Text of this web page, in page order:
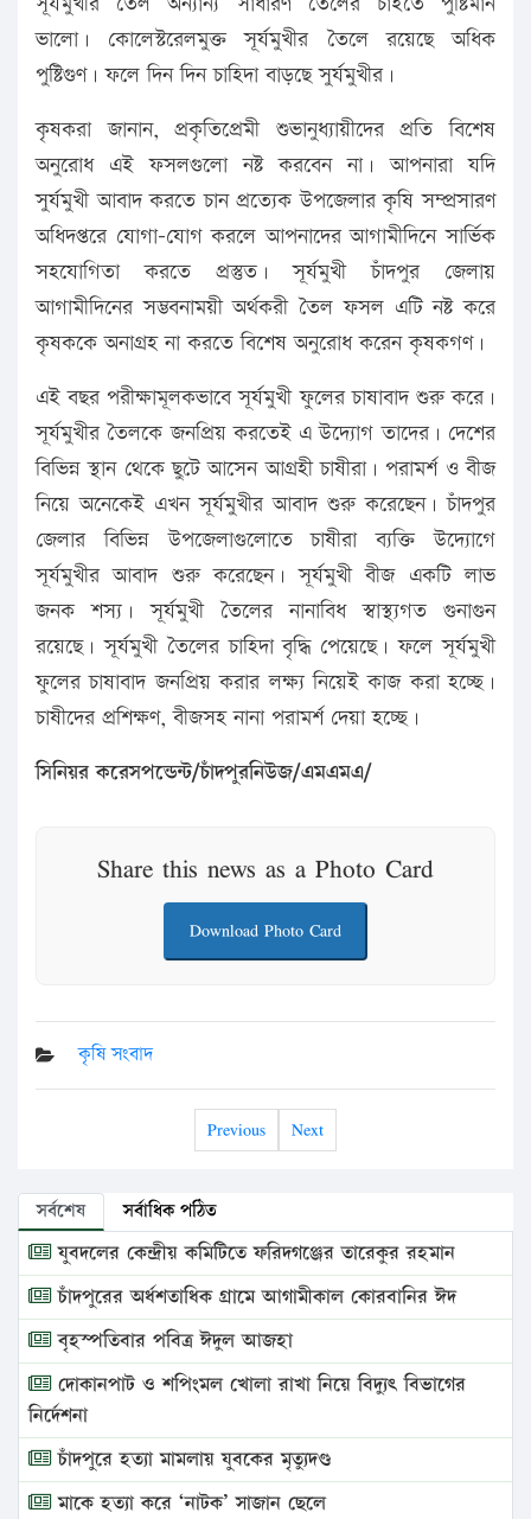
ভালো। কোলেস্টরেলমুক্ত সূর্যমুখীর তৈলে রয়েছে অধিক
পুষ্টিগুণ। ফলে দিন দিন চাহিদা বাড়ছে সুর্যমুখীর।
কৃষকরা জানান, প্রকৃতিপ্রেমী শুভানুধ্যায়ীদের প্রতি বিশেষ
অনুরোধ এই ফসলগুলো নষ্ট করবেন না। আপনারা যদি
সুর্যমুখী আবাদ করতে চান প্রত্যেক উপজেলার কৃষি সম্প্রসারণ
অধিদপ্তরে যোগা-যোগ করলে আপনাদের আগামীদিনে সার্ভিক
সহযোগিতা করতে প্রস্তুত। সূর্যমুখী চাঁদপুর জেলায়
আগামীদিনের সম্ভবনাময়ী অর্থকরী তৈল ফসল এটি নষ্ট করে
কৃষককে অনাগ্রহ না করতে বিশেষ অনুরোধ করেন কৃষকগণ।
এই বছর পরীক্ষামূলকভাবে সূর্যমুখী ফুলের চাষাবাদ শুরু করে।
সূর্যমুখীর তৈলকে জনপ্রিয় করতেই এ উদ্যোগ তাদের। দেশের
বিভিন্ন স্থান থেকে ছুটে আসেন আগ্রহী চাষীরা। পরামর্শ ও বীজ
নিয়ে অনেকেই এখন সূর্যমুখীর আবাদ শুরু করেছেন। চাঁদপুর
জেলার বিভিন্ন উপজেলাগুলোতে চাষীরা ব্যক্তি উদ্যোগে
সূর্যমুখীর আবাদ শুরু করেছেন। সূর্যমুখী বীজ একটি লাভ
জনক শস্য। সূর্যমুখী তৈলের নানাবিধ স্বাস্থ্যগত গুনাগুন
রয়েছে। সূর্যমুখী তৈলের চাহিদা বৃদ্ধি পেয়েছে। ফলে সূর্যমুখী
ফুলের চাষাবাদ জনপ্রিয় করার লক্ষ্য নিয়েই কাজ করা হচ্ছে।
চাষীদের প্রশিক্ষণ, বীজসহ নানা পরামর্শ দেয়া হচ্ছে।
সিনিয়র করেসপন্ডেন্ট/চাঁদপুরনিউজ/এমএমএ/
Share this news as a Photo Card
Download Photo Card
কৃষি সংবাদ
Previous Next
সর্বশেষ সর্বাধিক পঠিত
যুবদলের কেন্দ্রীয় কমিটিতে ফরিদগঞ্জের তারেকুর রহমান
চাঁদপুরের অর্ধশতাধিক গ্রামে আগামীকাল কোরবানির ঈদ
বৃহস্পতিবার পবিত্র ঈদুল আজহা
দোকানপাট ও শপিংমল খোলা রাখা নিয়ে বিদ্যুৎ বিভাগের
নির্দেশনা
চাঁদপুরে হত্যা মামলায় যুবকের মৃত্যুদণ্ড
মাকে হত্যা করে ‘নাটক’ সাজান ছেলে